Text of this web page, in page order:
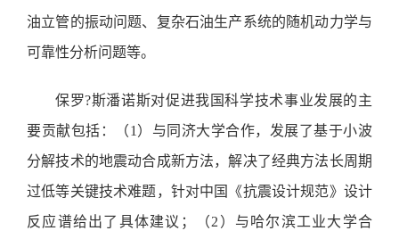
油立管的振动问题、复杂石油生产系统的随机动力学与
可靠性分析问题等。
保罗?斯潘诺斯对促进我国科学技术事业发展的主
要贡献包括：（1）与同济大学合作，发展了基于小波
分解技术的地震动合成新方法，解决了经典方法长周期
过低等关键技术难题，针对中国《抗震设计规范》设计
反应谱给出了具体建议；（2）与哈尔滨工业大学合